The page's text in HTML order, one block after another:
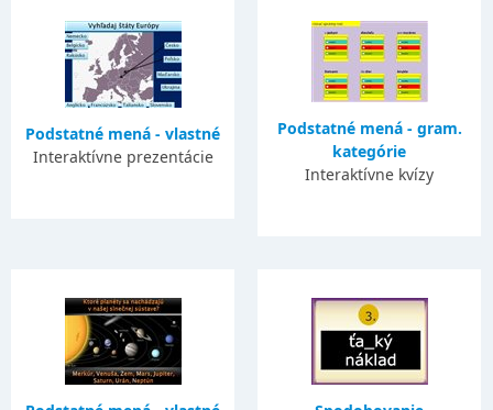
Podstatné mená - vlastné
Interaktívne prezentácie
Podstatné mená - gram.
kategórie
Interaktívne kvízy